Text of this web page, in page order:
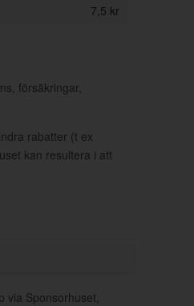
7,5 kr
försäkringar,
rabatter (t ex
kan resultera i att
via Sponsorhuset,